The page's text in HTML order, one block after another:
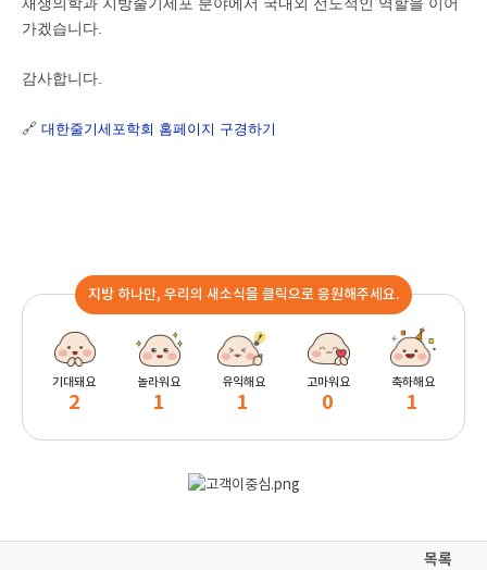
가겠습니다.
감사합니다.
🔗 대한줄기세포학회 홈페이지 구경하기
지방 하나만, 우리의 새소식을 클릭으로 응원해주세요.
기대돼요
2
놀라워요
1
유익해요
1
고마워요
0
축하해요
1
목록